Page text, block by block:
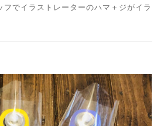
フでイラストレーターのハマ＋ジがイラ